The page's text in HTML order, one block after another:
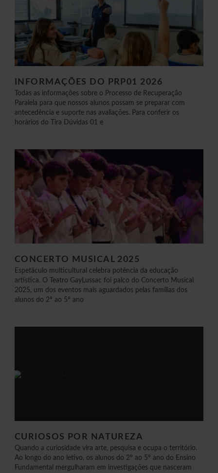
INFORMAÇÕES DO PRP01 2026
Todas as informações sobre o Processo de Recuperação
Paralela para que nossos alunos possam se preparar com
antecedência e suporte nas avaliações. Para conferir os
horários do Tira Dúvidas 01 e
CONCERTO MUSICAL 2025
Espetáculo multicultural celebra potência da educação
artística. O Teatro GayLussac foi palco do Concerto Musical
2025, um dos eventos mais aguardados pelas famílias dos
alunos do 2º ao 5º ano
CURIOSOS POR NATUREZA
Quando a curiosidade vira arte, pesquisa e ocupa o território.
Ao longo do ano letivo, os alunos do 2º ao 5º ano do Ensino
Fundamental mergulharam em investigações que nasceram